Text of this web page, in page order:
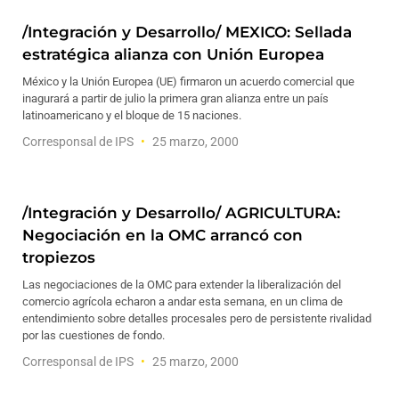
/Integración y Desarrollo/ MEXICO: Sellada
estratégica alianza con Unión Europea
México y la Unión Europea (UE) firmaron un acuerdo comercial que
inagurará a partir de julio la primera gran alianza entre un país
latinoamericano y el bloque de 15 naciones.
Corresponsal de IPS 25 marzo, 2000
/Integración y Desarrollo/ AGRICULTURA:
Negociación en la OMC arrancó con
tropiezos
Las negociaciones de la OMC para extender la liberalización del
comercio agrícola echaron a andar esta semana, en un clima de
entendimiento sobre detalles procesales pero de persistente rivalidad
por las cuestiones de fondo.
Corresponsal de IPS 25 marzo, 2000